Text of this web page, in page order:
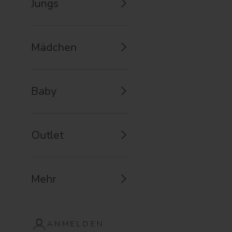
Jungs
Mädchen
Baby
Outlet
Mehr
ANMELDEN